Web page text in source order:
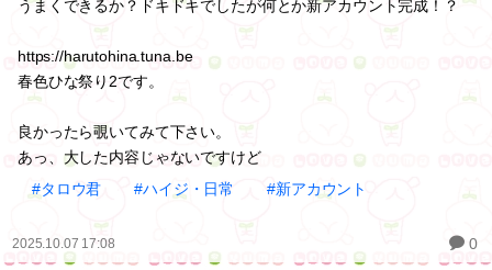
うまくできるか？ドキドキでしたが何とか新アカウント完成！？
https://harutohina.tuna.be
春色ひな祭り2です。
良かったら覗いてみて下さい。
あっ、大した内容じゃないですけど
#タロウ君
#ハイジ・日常 #新アカウント
2025.10.07 17:08 0